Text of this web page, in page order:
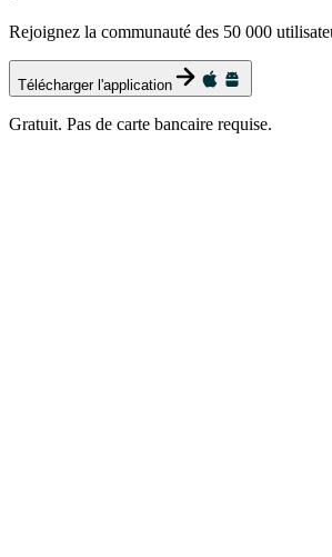
Rejoignez la communauté des 50 000
Télécharger l'application
Gratuit. Pas de carte bancaire requise.